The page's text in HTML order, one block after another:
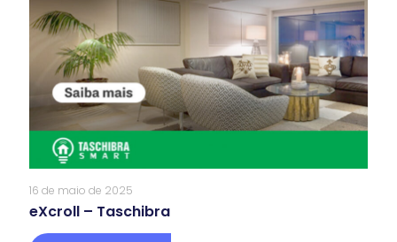
16 de maio de 2025
eXcroll – Taschibra